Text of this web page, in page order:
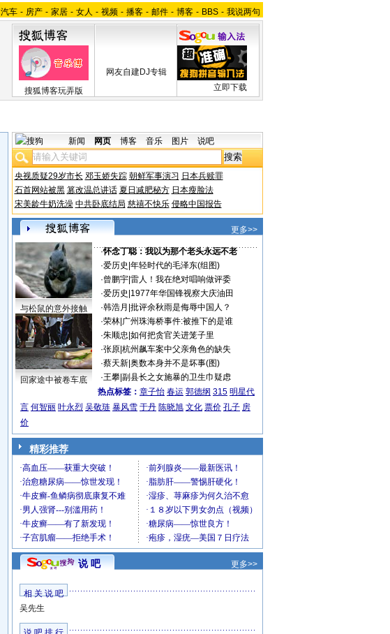
汽车 - 房产 - 家居 - 女人 - 视频 - 播客 - 邮件 - 博客 - BBS - 我说两句
搜狐博客玩弄版
网友自建DJ专辑
立即下载
新闻 网页 博客 音乐 图片 说吧
央视质疑29岁市长 邓玉娇失踪 朝鲜军事演习 日本兵赎罪
石首网站被黑 篡改温总讲话 夏日减肥秘方 日本瘦脸法
宋美龄牛奶洗澡 中共卧底结局 慈禧不快乐 侵略中国报告
更多>>
与松鼠的意外接触
回家途中被卷车底
·怀念丁聪：我以为那个老头永远不老
·爱历史 年轻时代的毛泽东(组图)
·曾鹏宇| 雷人！我在绝对唱响做评委
·爱历史 1977年华国锋视察大庆油田
·韩浩月 批评余秋雨是侮辱中国人？
·荣林| 广州珠海桥事件:被推下的是谁
·朱顺忠 如何把贪官关进笼子里
·张原| 杭州飙车案中父亲角色的缺失
·蔡天新| 奥数本身并不是坏事(图)
·王攀| 副县长之女施暴的卫生巾疑虑
热点标签： 章子怡 春运 郭德纲 315 明星代
言 何智丽 叶永烈 吴敬琏 暴风雪 于丹 陈晓旭 文化 票价 孔子 房
价
精彩推荐
说 吧 更多>>
相 关 说 吧
吴先生